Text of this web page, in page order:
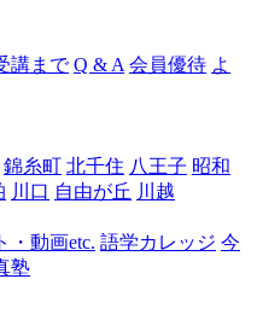
ャ
窪
講まで Q & A 会員優待 よ
錦糸町 北千住 八王子 昭和
川口 自由が丘 川越
・動画etc. 語学カレッジ 今
塾